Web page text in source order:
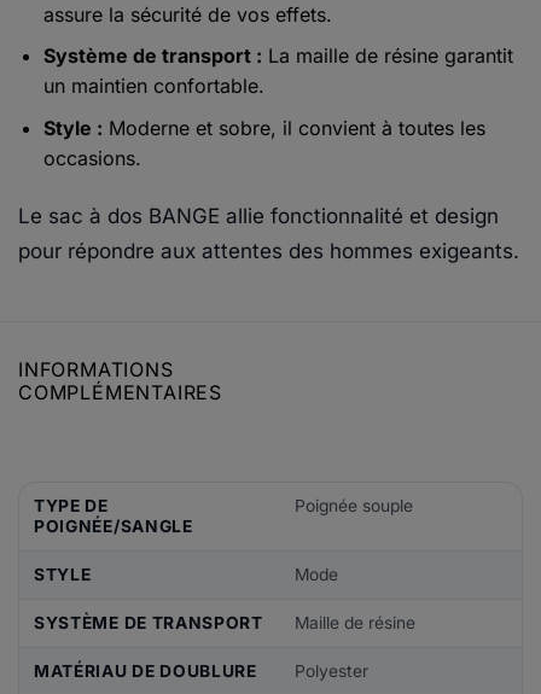
assure la sécurité de vos effets.
Système de transport : La maille de résine garantit
un maintien confortable.
Style : Moderne et sobre, il convient à toutes les
occasions.
Le sac à dos BANGE allie fonctionnalité et design
pour répondre aux attentes des hommes exigeants.
INFORMATIONS
COMPLÉMENTAIRES
TYPE DE
POIGNÉE/SANGLE
Poignée souple
STYLE Mode
SYSTÈME DE TRANSPORT Maille de résine
MATÉRIAU DE DOUBLURE Polyester